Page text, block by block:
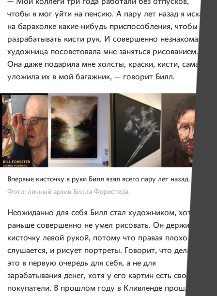
— Мои коллеги три года работали без отпусков,
чтобы я мог уйти на пенсию. А пару лет назад я искал
на барахолке какие-нибудь приспособления, чтобы
разрабатывать кисти рук. И совершенно незнакомая
художница посоветовала мне заняться рисованием.
Она даже подарила мне холсты, краски, кисти, сама
уложила их в мой багажник, — говорит Билл.
Впервые кисточку в руки Билл взял всего пару лет назад.
Фото: личный архив Билла Форестера.
Неожиданно для себя Билл стал художником, хотя
раньше совершенно не умел рисовать. Он держит
кисточку левой рукой, потому что правая плохо его
слушается, и рисует портреты. Говорит, что делает
это в первую очередь для себя, а не для
зарабатывания денег, хотя у его картин есть свои
покупатели. В прошлом году в Кливленде прошла его